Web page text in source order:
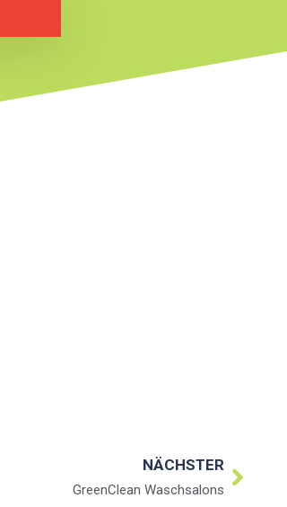
NÄCHSTER
GreenClean Waschsalons